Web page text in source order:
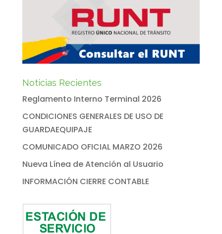
Noticias Recientes
Reglamento Interno Terminal 2026
CONDICIONES GENERALES DE USO DE
GUARDAEQUIPAJE
COMUNICADO OFICIAL MARZO 2026
Nueva Línea de Atención al Usuario
INFORMACIÓN CIERRE CONTABLE